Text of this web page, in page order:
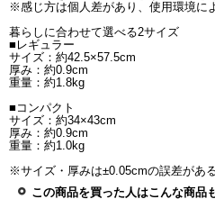
※感じ方は個人差があり、使用環境に
暮らしに合わせて選べる2サイズ
■レギュラー
サイズ：約42.5×57.5cm
厚み：約0.9cm
重量：約1.8kg
■コンパクト
サイズ：約34×43cm
厚み：約0.9cm
重量：約1.0kg
※サイズ・厚みは±0.05cmの誤差があ
この商品を買った人はこんな商品